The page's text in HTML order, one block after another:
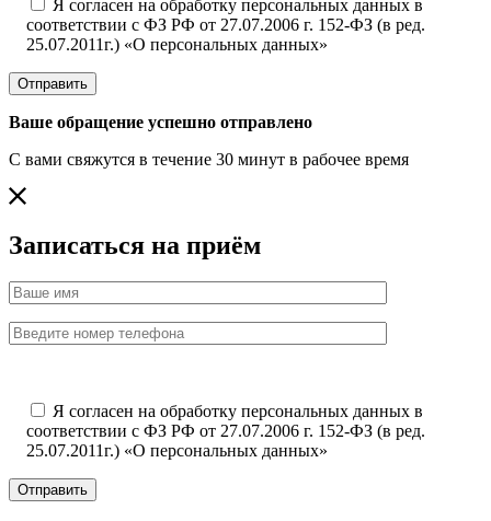
Я согласен на обработку персональных данных в
соответствии с ФЗ РФ от 27.07.2006 г. 152-ФЗ (в ред.
25.07.2011г.) «О персональных данных»
Отправить
Ваше обращение успешно отправлено
С вами свяжутся в течение 30 минут в рабочее время
Записаться на приём
Я согласен на обработку персональных данных в
соответствии с ФЗ РФ от 27.07.2006 г. 152-ФЗ (в ред.
25.07.2011г.) «О персональных данных»
Отправить